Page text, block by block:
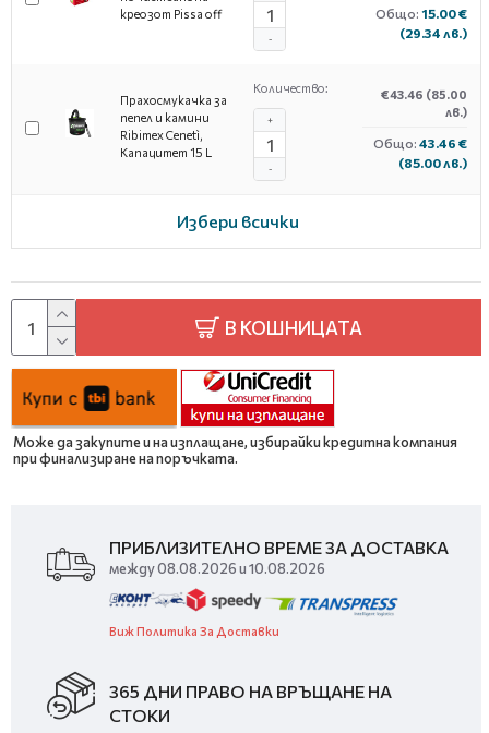
креозот Pissa off
-
Общо: 15.00 €
(29.34 лв.)
Прахосмукачка за
пепел и камини
Ribimex Cenetì,
Капацитет 15 L
Количество:
-
+
€43.46 (85.00
лв.)
Общо: 43.46 €
(85.00 лв.)
Избери всички
В КОШНИЦАТА
Може да закупите и на изплащане, избирайки кредитна компания
при финализиране на поръчката.
ПРИБЛИЗИТЕЛНО ВРЕМЕ ЗА ДОСТАВКА
между 08.08.2026 и 10.08.2026
Виж Политика За Доставки
365 ДНИ ПРАВО НА ВРЪЩАНЕ НА
СТОКИ